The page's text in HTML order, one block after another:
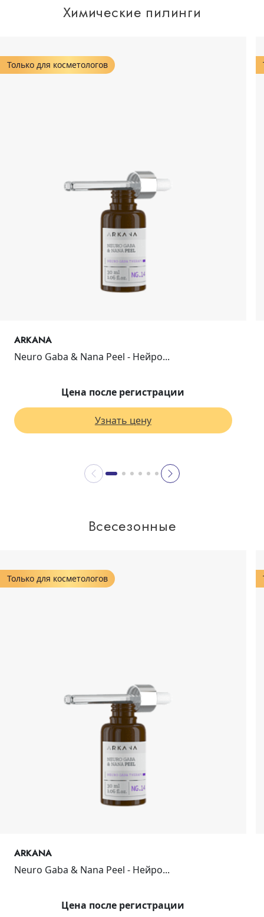
Химические пилинги
Только для косметологов
ARKANA
Neuro Gaba & Nana Peel - Нейро...
Цена после регистрации
Узнать цену
Всесезонные
Только для косметологов
ARKANA
Neuro Gaba & Nana Peel - Нейро...
Цена после регистрации